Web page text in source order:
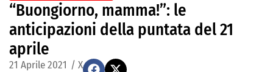
“Buongiorno, mamma!”: le
anticipazioni della puntata del 21
aprile
21 Aprile 2021 / X